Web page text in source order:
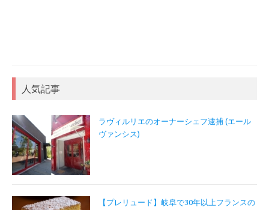
人気記事
ラヴィルリエのオーナーシェフ逮捕 (エール
ヴァンシス)
【プレリュード】岐阜で30年以上フランスの